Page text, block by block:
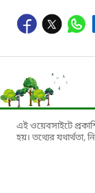
এই ওয়েবসাইটে
হয়। তথ্যের যথার্থতা,